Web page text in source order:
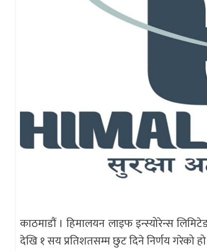
काठमाडौं । हिमालयन लाइफ इन्स्योरेन्स
देखि १ सय प्रतिशतसम्म छुट दिने निर्णय गरेको हो